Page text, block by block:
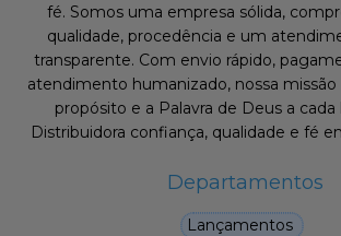
fé. Somos uma empresa sólida,
qualidade, procedência e um
transparente. Com envio rápido,
atendimento humanizado, nossa missão
propósito e a Palavra de Deus a cada
Distribuidora confiança, qualidade e fé
Departamentos
Lançamentos